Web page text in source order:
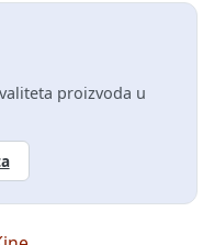
proizvoda u